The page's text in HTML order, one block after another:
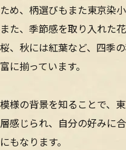
ため、柄選びもまた東京染
また、季節感を取り入れた
桜、秋には紅葉など、四季
富に揃っています。
模様の背景を知ることで、
層感じられ、自分の好みに
にもなります。